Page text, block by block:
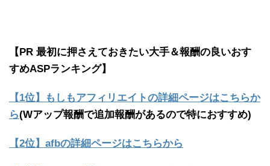
【PR 最初に押さえておきたい大手＆報酬の良いおす
すめASPランキング】
【1位】もしもアフィリエイトの詳細ページはこちらか
ら(Wアップ報酬で追加報酬があるので特におすすめ)
【2位】afbの詳細ページはこちらから